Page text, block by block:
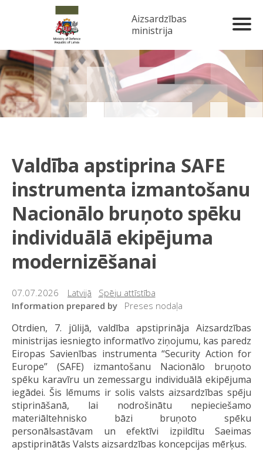
Aizsardzības
ministrija
Valdība apstiprina SAFE
instrumenta izmantošanu
Nacionālo bruņoto spēku
individuālā ekipējuma
modernizēšanai
07.07.2026 Latvijā
Spēju attīstība
Information prepared by
Preses nodaļa
Otrdien, 7. jūlijā, valdība apstiprināja Aizsardzības
ministrijas iesniegto informatīvo ziņojumu, kas paredz
Eiropas Savienības instrumenta “Security Action for
Europe” (SAFE) izmantošanu Nacionālo bruņoto
spēku karavīru un zemessargu individuālā ekipējuma
iegādei. Šis lēmums ir solis valsts aizsardzības spēju
stiprināšanā, lai nodrošinātu nepieciešamo
materiāltehnisko bāzi bruņoto spēku
personālsastāvam un efektīvi izpildītu Saeimas
apstiprinātās Valsts aizsardzības koncepcijas mērķus.